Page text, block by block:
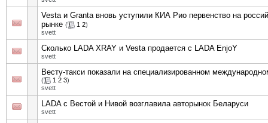
Vesta и Granta вновь уступили КИА Рио первенство на
рынке ( 1 2)
svett
Сколько LADA XRAY и Vesta продается с LADA EnjoY
svett
Весту-такси показали на специализированном
( 1 2 3)
svett
LADA с Вестой и Нивой возглавила авторынок Беларуси
svett